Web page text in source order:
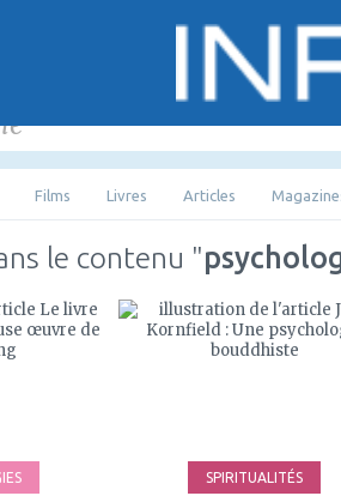
Saisirles
Films Livres Articles
le contenu "
mes
SPIRITUALITÉS